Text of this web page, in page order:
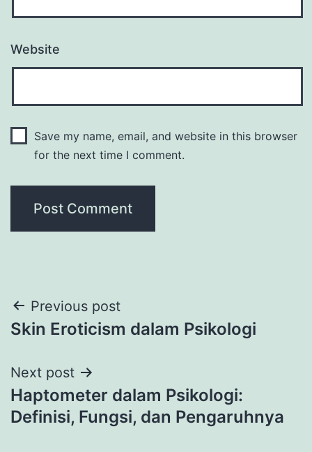
Website
Save my name, email, and website in this browser
for the next time I comment.
Post
navigation
Previous post
Skin Eroticism dalam Psikologi
Next post
Haptometer dalam Psikologi:
Definisi, Fungsi, dan Pengaruhnya